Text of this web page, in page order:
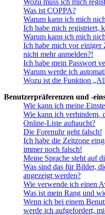
Was ist COPPA?
Warum kann ich mich
Ich habe mich registriert,
Warum kann ich mich
Ich habe mich vor einiger
nicht mehr anmelden?!
Ich habe mein Passwort
Warum werde ich
Wozu ist die Funktion
Benutzerpräferenzen und -
Wie kann ich meine
Wie kann ich verhindern,
Online-Liste auftaucht?
Die Forenuhr geht falsch!
Ich habe die Zeitzone
immer noch falsch!
Meine Sprache steht auf
Was sind das für Bilder,
angezeigt werden?
Wie verwende ich einen
Was ist mein Rang und
Wenn ich bei einem
werde ich aufgefordert,